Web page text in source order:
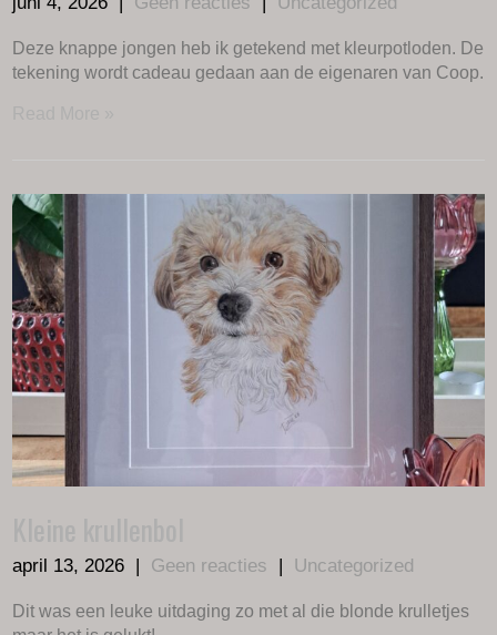
Deze knappe jongen heb ik getekend met kleurpotloden. De
tekening wordt cadeau gedaan aan de eigenaren van Coop.
april 13, 2026 | Geen reacties | Uncategorized
Dit was een leuke uitdaging zo met al die blonde krulletjes